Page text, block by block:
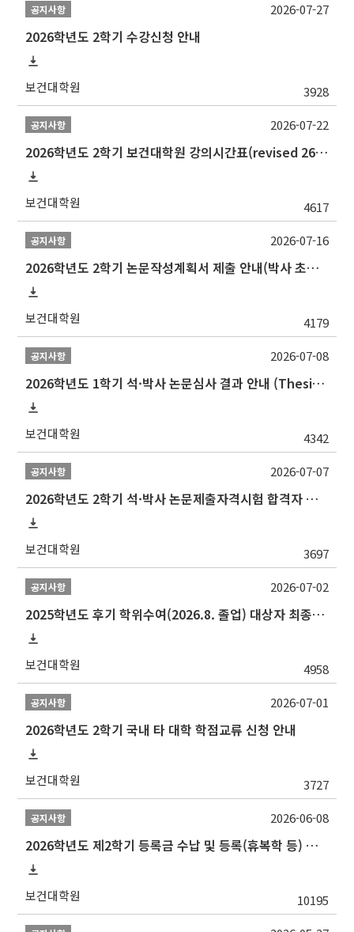
공지사항
2026학년도 2학기 수강신청 안내
보건대학원 3928
2026-07-27
공지사항
2026학년도 2학기 보건대학원 강의시간표(revised 260803)(2026 2nd SEMESTER SNU GSPH TIMETABLE)
보건대학원 4617
2026-07-22
공지사항
2026학년도 2학기 논문작성계획서 제출 안내(박사 초심 일정 포함)_Thesis Proposal
보건대학원 4179
2026-07-16
공지사항
2026학년도 1학기 석·박사 논문심사 결과 안내 (Thesis Defense Result)
보건대학원 4342
2026-07-08
공지사항
2026학년도 2학기 석·박사 논문제출자격시험 합격자 공고(TSQ Exam Result)
보건대학원 3697
2026-07-07
공지사항
2025학년도 후기 학위수여(2026.8. 졸업) 대상자 최종인준 논문 제출 안내
보건대학원 4958
2026-07-02
공지사항
2026학년도 2학기 국내 타 대학 학점교류 신청 안내
보건대학원 3727
2026-07-01
공지사항
2026학년도 제2학기 등록금 수납 및 등록(휴복학 등) 일정 안내
보건대학원 10195
2026-06-08